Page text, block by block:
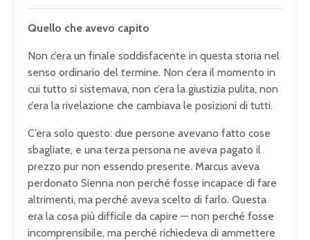
Quello che avevo capito
Non c’era un finale soddisfacente in questa storia nel
senso ordinario del termine. Non c’era il momento in
cui tutto si sistemava, non c’era la giustizia pulita, non
c’era la rivelazione che cambiava le posizioni di tutti.
C’era solo questo: due persone avevano fatto cose
sbagliate, e una terza persona ne aveva pagato il
prezzo pur non essendo presente. Marcus aveva
perdonato Sienna non perché fosse incapace di fare
altrimenti, ma perché aveva scelto di farlo. Questa
era la cosa più difficile da capire — non perché fosse
incomprensibile, ma perché richiedeva di ammettere